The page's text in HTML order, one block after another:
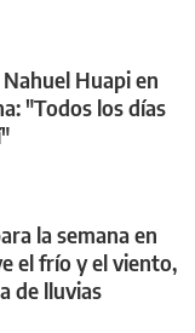
Huapi en
"Todos los días
la semana en
el frío y el viento,
de lluvias